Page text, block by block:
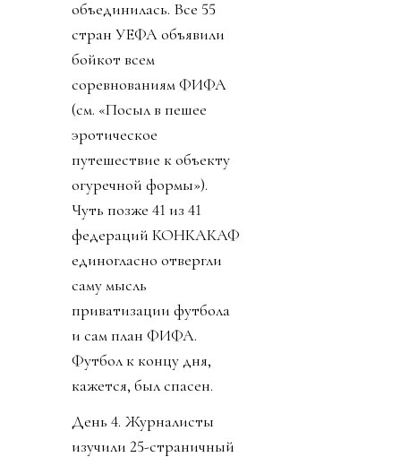
объединилась. Все 55
стран УЕФА объявили
бойкот всем
соревнованиям ФИФА
(см. «Посыл в пешее
эротическое
путешествие к объекту
огуречной формы»).
Чуть позже 41 из 41
федераций КОНКАКАФ
единогласно отвергли
саму мысль
приватизации футбола
и сам план ФИФА.
Футбол к концу дня,
кажется, был спасен.
День 4. Журналисты
изучили 25-страничный